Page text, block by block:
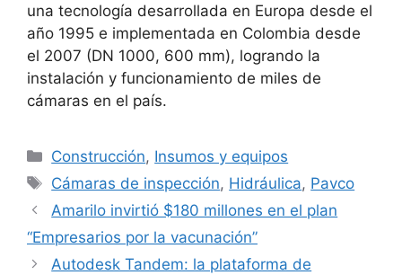
una tecnología desarrollada en Europa desde el
año 1995 e implementada en Colombia desde
el 2007 (DN 1000, 600 mm), logrando la
instalación y funcionamiento de miles de
cámaras en el país.
Categorías
Construcción, Insumos y equipos
Etiquetas
Cámaras de inspección, Hidráulica, Pavco
Amarilo invirtió $180 millones en el plan
“Empresarios por la vacunación”
Autodesk Tandem: la plataforma de